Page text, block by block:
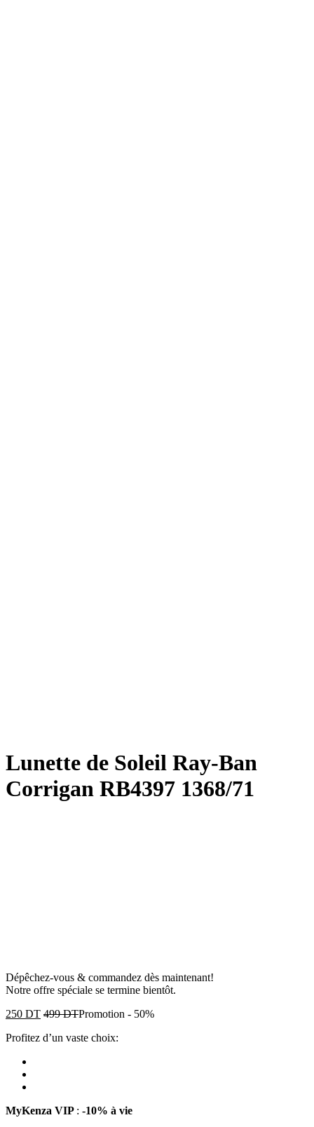
Lunette de Soleil Ray-Ban
Corrigan RB4397 1368/71
Dépêchez-vous & commandez dès maintenant!
Notre offre spéciale se termine bientôt.
250 DT 499DTPromotion - 50%
Profitez d’un vaste choix:
MyKenza VIP : -10% à vie